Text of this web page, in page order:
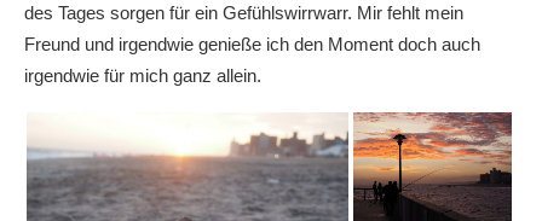
des Tages sorgen für ein Gefühlswirrwarr. Mir fehlt mein
Freund und irgendwie genieße ich den Moment doch auch
irgendwie für mich ganz allein.